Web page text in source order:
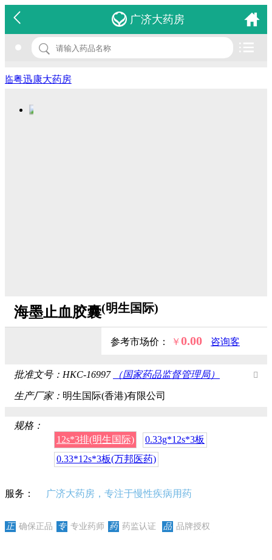
广济大药房
粤迅康大药房
海墨止血胶囊(明生国际)
参考市场价： ￥0.00 咨询客
服，获取最新价格
名 称：海墨止血胶囊
品 牌：(明生国际)
批准文号： HKC-16997 （国家药品监督管理局） 
生产厂家： 明生国际(香港)有限公司
规格：
12s*3排(明生国际)
0.33g*12s*3板
0.33*12s*3板(万邦医药)
服务： 广济大药房，专注于慢性疾病用药
正 确保正品 专 专业药师 药 药监认证 品 品牌授权